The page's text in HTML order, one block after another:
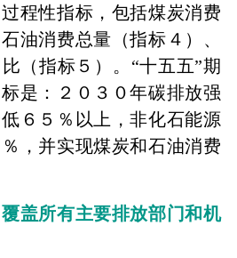
程性指标，包括煤炭消费
油消费总量（指标４）、
（指标５）。“十五五”期
是：２０３０年碳排放强
６５％以上，非化石能源
，并实现煤炭和石油消费
盖所有主要排放部门和机